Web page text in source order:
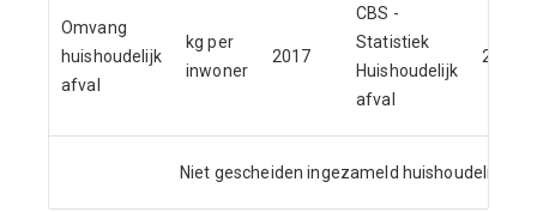
Omvang
huishoudelijk
afval
kg per
inwoner
2017
CBS -
Statistiek
Huishoudelijk
afval
252
Niet gescheiden ingezameld huishoudelijk